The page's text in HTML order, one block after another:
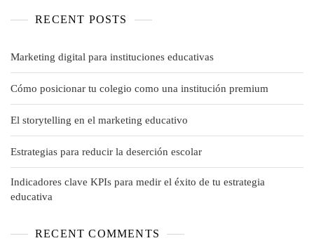
RECENT POSTS
Marketing digital para instituciones educativas
Cómo posicionar tu colegio como una institución premium
El storytelling en el marketing educativo
Estrategias para reducir la deserción escolar
Indicadores clave KPIs para medir el éxito de tu estrategia
educativa
RECENT COMMENTS